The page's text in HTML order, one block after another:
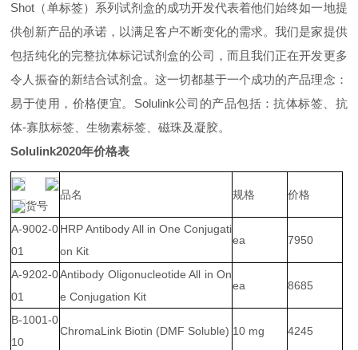
Shot（单标签）系列试剂盒的成功开发代表着他们始终如一地提
供创新产品的承诺，以满足客户不断变化的需求。我们是家提供
包括纯化的完整抗体标记试剂盒的公司，而且我们正在开发更多
令人振奋的新结合试剂盒。这一切都基于一个成功的产品理念：
易于使用，价格便宜。Solulink公司的产品包括：抗体标签、抗
体-寡肽标签、生物素标签、磁珠及凝胶。
Solulink2020年价格表
货号
品名 规格 价格
A-9002-0
01
HRP Antibody All in One Conjugati
on Kit
ea 7950
A-9202-0
01
Antibody Oligonucleotide All in On
e Conjugation Kit
ea 8685
B-1001-0
10
ChromaLink Biotin (DMF Soluble) 10 mg 4245